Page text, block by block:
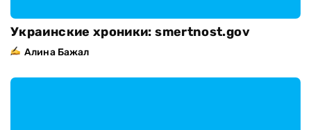
Украинские хроники: smertnost.gov
Алина Бажал